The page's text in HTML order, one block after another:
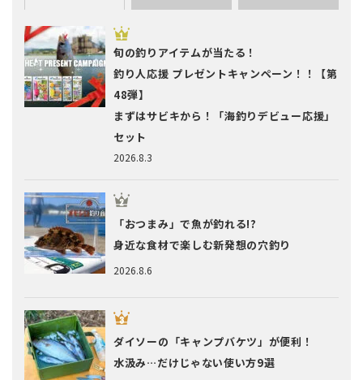
2026.8.3
旬の釣りアイテムが当たる！
釣り人応援 プレゼントキャンペーン！！【第
48弾】
まずはサビキから！「海釣りデビュー応援」
セット
2026.8.6
「おつまみ」で魚が釣れる!?
身近な食材で楽しむ新発想の穴釣り
ダイソーの「キャンプバケツ」が便利！
水汲み…だけじゃない使い方9選